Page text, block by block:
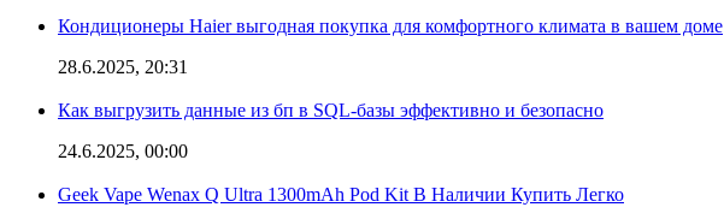
Кондиционеры Haier выгодная покупка для комфортного климата в вашем доме
28.6.2025, 20:31
Как выгрузить данные из бп в SQL-базы эффективно и безопасно
24.6.2025, 00:00
Geek Vape Wenax Q Ultra 1300mAh Pod Kit В Наличии Купить Легко